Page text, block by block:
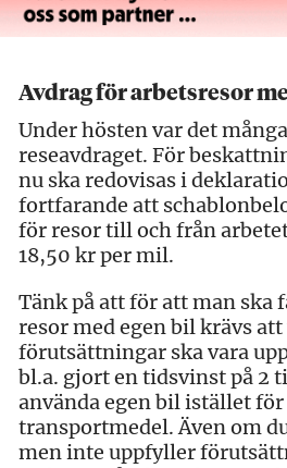
Avdrag för arbetsresor
Under hösten var det
reseavdraget. För
nu ska redovisas i
fortfarande att
för resor till och från
18,50 kr per mil.
Tänk på att för att man ska
resor med egen bil krävs att
förutsättningar ska vara
bl.a. gjort en tidsvinst på 2
använda egen bil istället
transportmedel. Även om
men inte uppfyller